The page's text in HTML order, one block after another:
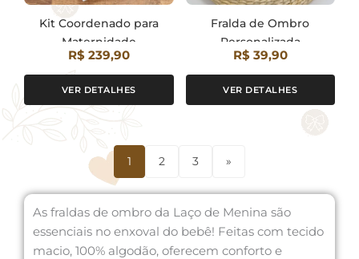
Kit Coordenado para
Maternidade
(Encomenda)
R$ 239,90
VER DETALHES
Fralda de Ombro
Personalizada
R$ 39,90
VER DETALHES
1 2 3 »
As fraldas de ombro da Laço de Menina são
essenciais no enxoval do bebê! Feitas com tecido
macio, 100% algodão, oferecem conforto e